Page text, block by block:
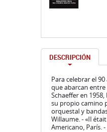
DESCRIPCIÓN
Para celebrar el
que abarcan entre
Schaeffer en
su propio camino
orquestal y
Willaume. - «Il
Americano, París.